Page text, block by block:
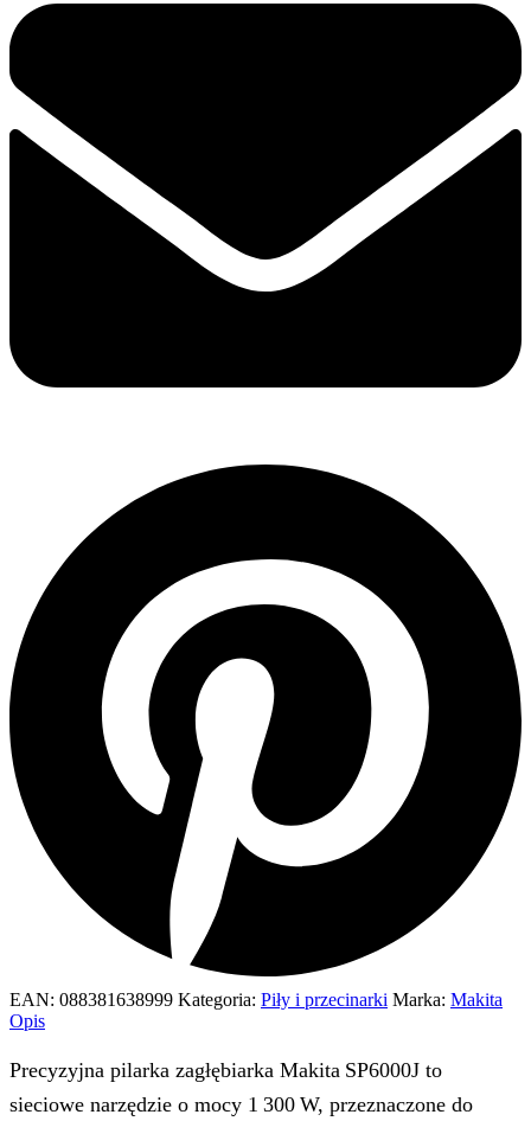
EAN: 088381638999 Kategoria: Piły i przecinarki Marka: Makita
Opis
Precyzyjna pilarka zagłębiarka Makita SP6000J to
sieciowe narzędzie o mocy 1 300 W, przeznaczone do